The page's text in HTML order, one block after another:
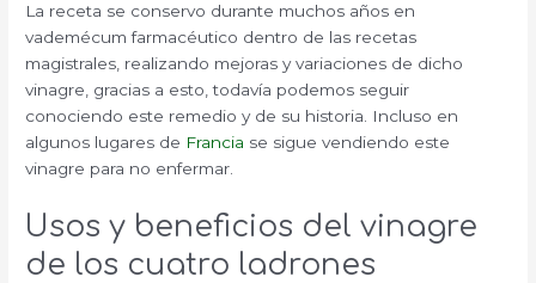
La receta se conservo durante muchos años en
vademécum farmacéutico dentro de las recetas
magistrales, realizando mejoras y variaciones de dicho
vinagre, gracias a esto, todavía podemos seguir
conociendo este remedio y de su historia. Incluso en
algunos lugares de Francia se sigue vendiendo este
vinagre para no enfermar.
Usos y beneficios del vinagre
de los cuatro ladrones